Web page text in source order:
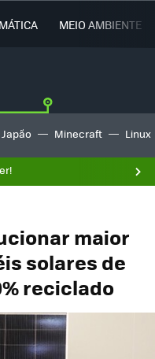
MEIO AMBIENTE
Japão Minecraft Linux
maior
solares de
reciclado